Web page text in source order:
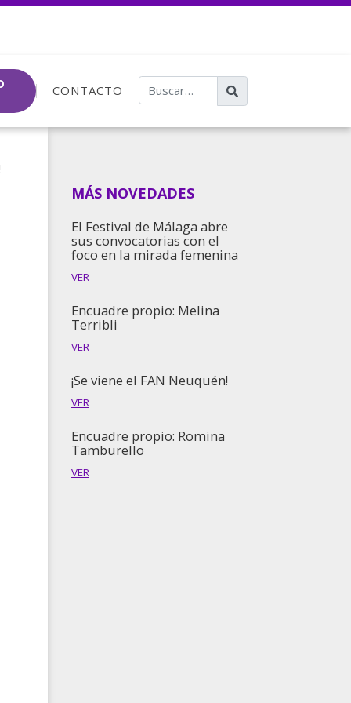
CONTACTO
MÁS NOVEDADES
El Festival de Málaga abre
sus convocatorias con el
foco en la mirada femenina
VER
Encuadre propio: Melina
Terribli
VER
¡Se viene el FAN Neuquén!
VER
Encuadre propio: Romina
Tamburello
VER